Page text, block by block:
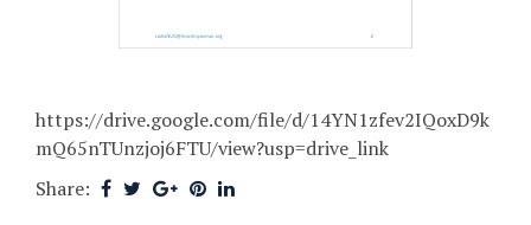
https://drive.google.com/file/d/14YN1zfev2IQoxD9k
mQ65nTUnzjoj6FTU/view?usp=drive_link
Share: